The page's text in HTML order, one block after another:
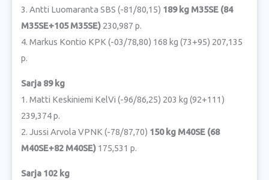
3. Antti Luomaranta SBS (-81/80,15) 189 kg M35SE (84
M35SE+105 M35SE)230,987 p.
4. Markus Kontio KPK (-03/78,80) 168 kg (73+95) 207,135
p.
Sarja 89 kg
1. Matti Keskiniemi KelVi (-96/86,25) 203 kg (92+111)
239,374 p.
2. Jussi Arvola VPNK (-78/87,70) 150 kg M40SE (68
M40SE+82 M40SE)175,531 p.
Sarja 102 kg